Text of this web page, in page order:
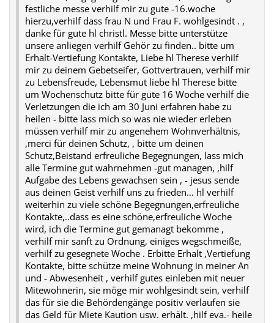
festliche messe verhilf mir zu gute -16.woche
hierzu,verhilf dass frau N und Frau F. wohlgesindt . ,
danke für gute hl christl. Messe bitte unterstütze
unsere anliegen verhilf Gehör zu finden.. bitte um
Erhalt-Vertiefung Kontakte, Liebe hl Therese verhilf
mir zu deinem Gebetseifer, Gottvertrauen, verhilf mir
zu Lebensfreude, Lebensmut liebe hl Therese bitte
um Wochenschutz bitte für gute 16 Woche verhilf die
Verletzungen die ich am 30 Juni erfahren habe zu
heilen - bitte lass mich so was nie wieder erleben
müssen verhilf mir zu angenehem Wohnverhältnis,
,merci für deinen Schutz, , bitte um deinen
Schutz,Beistand erfreuliche Begegnungen, lass mich
alle Termine gut wahrnehmen -gut managen, ,hilf
Aufgabe des Lebens gewachsen sein , - jesus sende
aus deinen Geist verhilf uns zu frieden... hl verhilf
weiterhin zu viele schöne Begegnungen,erfreuliche
Kontakte,..dass es eine schöne,erfreuliche Woche
wird, ich die Termine gut gemanagt bekomme ,
verhilf mir sanft zu Ordnung, einiges wegschmeiße,
verhilf zu gesegnete Woche . Erbitte Erhalt ,Vertiefung
Kontakte, bitte schütze meine Wohnung in meiner An
und - Abwesenheit , verhilf gutes einleben mit neuer
Mitewohnerin, sie möge mir wohlgesindt sein, verhilf
das für sie die Behördengänge positiv verlaufen sie
das Geld für Miete Kaution usw. erhält. ,hilf eva.- heile